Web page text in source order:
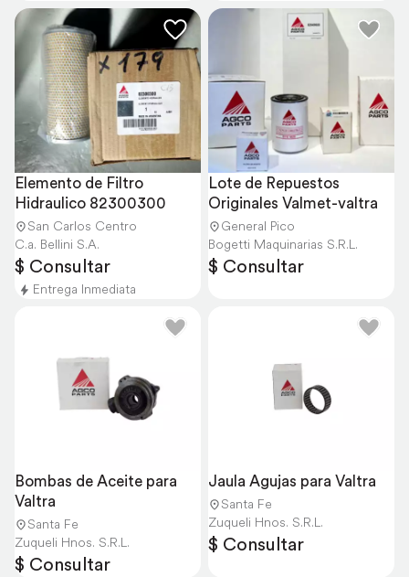
Elemento de Filtro
Hidraulico 82300300
San Carlos Centro
C.a. Bellini S.A.
$ Consultar
Entrega Inmediata
Lote de Repuestos
Originales Valmet-valtra
General Pico
Bogetti Maquinarias S.R.L.
$ Consultar
Bombas de Aceite para
Valtra
Santa Fe
Zuqueli Hnos. S.R.L.
$ Consultar
Jaula Agujas para Valtra
Santa Fe
Zuqueli Hnos. S.R.L.
$ Consultar